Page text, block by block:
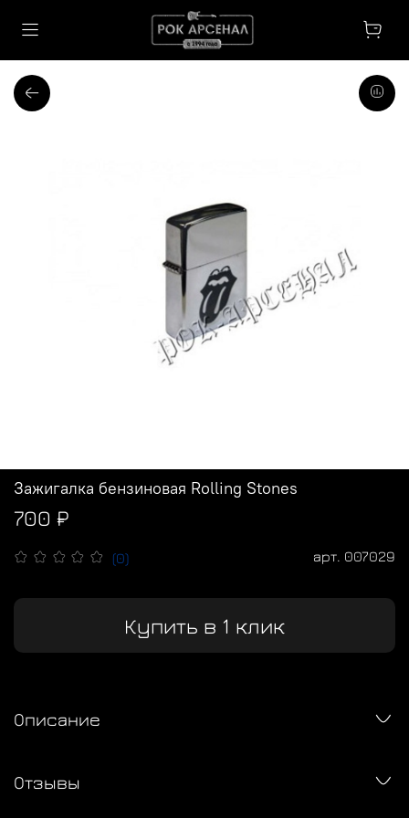
(0) арт. 007029
Зажигалка бензиновая Rolling Stones
700 ₽
Купить в 1 клик
Описание
Отзывы